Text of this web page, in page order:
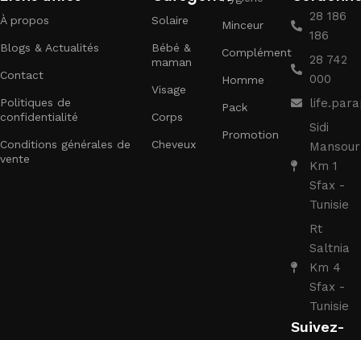
À propos
Blogs & Actualités
Contact
Politiques de
confidentialité
Conditions générales de
vente
Solaire
Bébé &
maman
Visage
Corps
Cheveux
Minceur
Complément
Homme
Pack
Promotion
28 186
186
28 742
000
Sidi
Mansour
Km 1
Sfax -
Tunisie
Rt
Saltnia
Km 4
Sfax -
Tunisie
Suivez-